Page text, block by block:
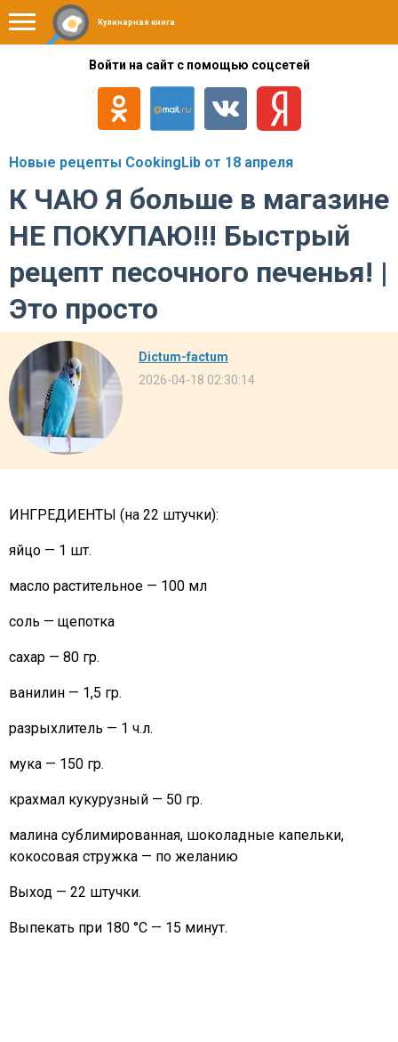
Кулинарная книга
Войти на сайт с помощью соцсетей
Новые рецепты CookingLib от 18 апреля
К ЧАЮ Я больше в магазине
НЕ ПОКУПАЮ!!! Быстрый
рецепт песочного печенья! |
Это просто
Dictum-factum
2026-04-18 02:30:14
ИНГРЕДИЕНТЫ (на 22 штучки):
яйцо — 1 шт.
масло растительное — 100 мл
соль — щепотка
сахар — 80 гр.
ванилин — 1,5 гр.
разрыхлитель — 1 ч.л.
мука — 150 гр.
крахмал кукурузный — 50 гр.
малина сублимированная, шоколадные капельки,
кокосовая стружка — по желанию
Выход — 22 штучки.
Выпекать при 180 °С — 15 минут.